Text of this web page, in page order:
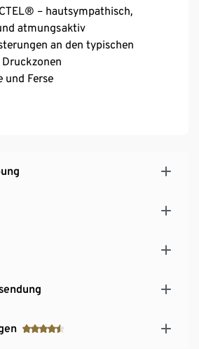
– hautsympathisch,
atmungsaktiv
an den typischen
und Ferse
formbeständig, perfekter Sitz,